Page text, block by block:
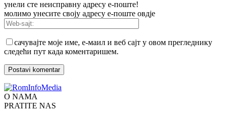
унели сте неисправну адресу е-поште!
молимо унесите своју адресу е-поште овдје
сачувајте моје име, е-маил и веб сајт у овом прегледнику
следећи пут када коментаришем.
O NAMA
PRATITE NAS